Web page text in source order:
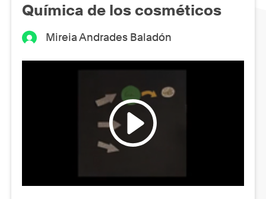
Química de los cosméticos
Mireia Andrades Baladón